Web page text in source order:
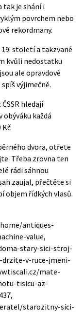
tak je shání i
povrchem nebo
rekordmany.
století a takzvané
kvůli nedostatku
ale opravdové
výjimečně.
hledají
každá
Kč
dvora, otřete
Třeba zrovna ten
rádi sáhnou
zaujal, přečtěte si
objem řídkých vlasů.
antiques-
value,
stary-sici-stroj-
v-ruce-jmeni-
mate-
tisicu-az-
starozitny-sici-